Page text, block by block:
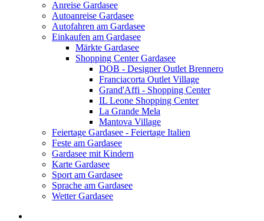
Anreise Gardasee
Autoanreise Gardasee
Autofahren am Gardasee
Einkaufen am Gardasee
Märkte Gardasee
Shopping Center Gardasee
DOB - Designer Outlet Brennero
Franciacorta Outlet Village
Grand'Affi - Shopping Center
IL Leone Shopping Center
La Grande Mela
Mantova Village
Feiertage Gardasee - Feiertage Italien
Feste am Gardasee
Gardasee mit Kindern
Karte Gardasee
Sport am Gardasee
Sprache am Gardasee
Wetter Gardasee